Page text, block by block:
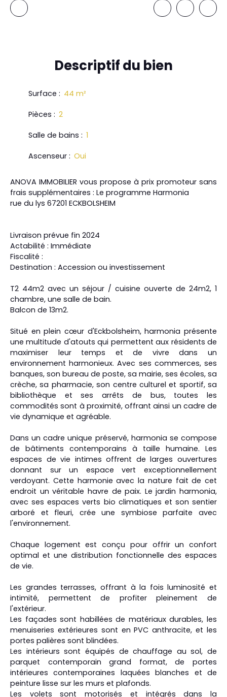
Descriptifdu bien
Surface : 44 m²
Pièces : 2
Salle de bains : 1
Ascenseur : Oui
ANOVA IMMOBILIER vous propose à prix promoteur sans
frais supplémentaires : Le programme Harmonia
rue du lys 67201 ECKBOLSHEIM
Livraison prévue fin 2024
Actabilité : Immédiate
Fiscalité :
Destination : Accession ou investissement
T2 44m2 avec un séjour / cuisine ouverte de 24m2, 1
chambre, une salle de bain.
Balcon de 13m2.
Situé en plein cœur d'Eckbolsheim, harmonia présente
une multitude d'atouts qui permettent aux résidents de
maximiser leur temps et de vivre dans un
environnement harmonieux. Avec ses commerces, ses
banques, son bureau de poste, sa mairie, ses écoles, sa
crèche, sa pharmacie, son centre culturel et sportif, sa
bibliothèque et ses arrêts de bus, toutes les
commodités sont à proximité, offrant ainsi un cadre de
vie dynamique et agréable.
Dans un cadre unique préservé, harmonia se compose
de bâtiments contemporains à taille humaine. Les
espaces de vie intimes offrent de larges ouvertures
donnant sur un espace vert exceptionnellement
verdoyant. Cette harmonie avec la nature fait de cet
endroit un véritable havre de paix. Le jardin harmonia,
avec ses espaces verts bio climatiques et son sentier
arboré et fleuri, crée une symbiose parfaite avec
l'environnement.
Chaque logement est conçu pour offrir un confort
optimal et une distribution fonctionnelle des espaces
de vie.
Les grandes terrasses, offrant à la fois luminosité et
intimité, permettent de profiter pleinement de
l'extérieur.
Les façades sont habillées de matériaux durables, les
menuiseries extérieures sont en PVC anthracite, et les
portes palières sont blindées.
Les intérieurs sont équipés de chauffage au sol, de
parquet contemporain grand format, de portes
intérieures contemporaines laquées blanches et de
peinture lisse sur les murs et plafonds.
Les volets sont motorisés et intégrés dans la